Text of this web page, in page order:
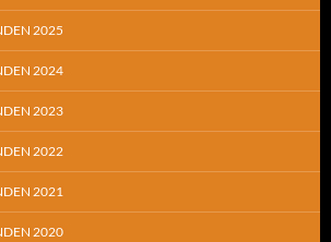
2025
2024
2023
2022
2021
2020